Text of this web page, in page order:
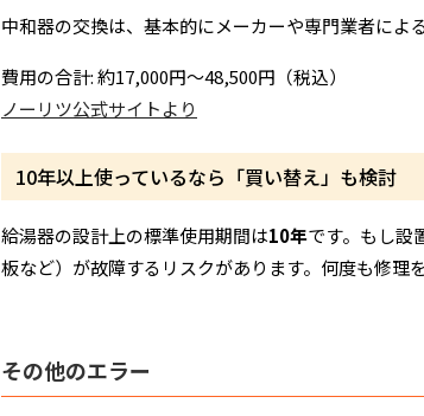
中和器の交換は、基本的にメーカーや専門業者によ
費用の合計: 約17,000円～48,500円（税込）
ノーリツ公式サイトより
10年以上使っているなら「買い替え」も検討
給湯器の設計上の標準使用期間は10年です。もし設
板など）が故障するリスクがあります。何度も修理
その他のエラー